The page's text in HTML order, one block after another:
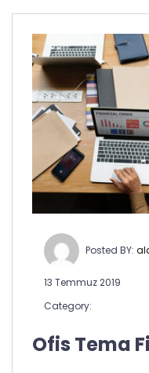
Posted BY:
13 Temmuz 2019
Category:
Ofis Tema